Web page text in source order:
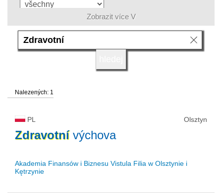
jazyk
status vysoké školy
Zobrazit více V
Nalezených: 1
PL Olsztyn
Zdravotnívýchova
Akademia Finansów i Biznesu Vistula Filia w Olsztynie i
Kętrzynie